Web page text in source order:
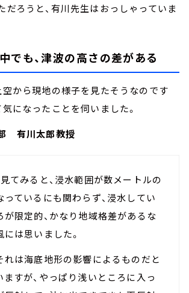
だろうと、有川先生はおっしゃっていま
でも、津波の高さの差がある
空から現地の様子を見たそうなのです
になったことを伺いました。
有川太郎教授
見てみると、浸水範囲が数メートルの
っているにも関わらず、浸水してい
が限定的、かなり地域格差があるな
には思いました。
れは海底地形の影響によるものだと
ますが、やっぱり浅いところに入っ